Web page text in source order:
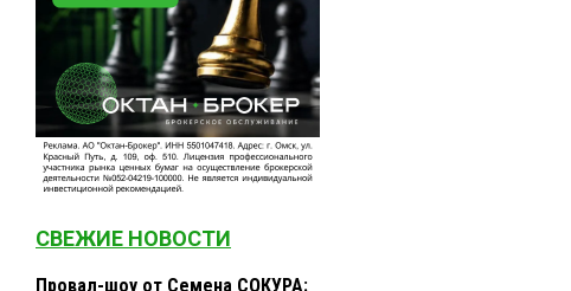
СВЕЖИЕ НОВОСТИ
Провал-шоу от Семена СОКУРА: